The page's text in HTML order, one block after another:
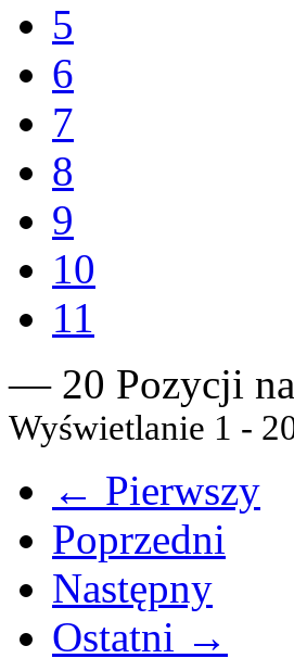
5
6
7
8
9
10
11
— 20 Pozycji
Wyświetlanie 1 -
← Pierwszy
Poprzedni
Następny
Ostatni →